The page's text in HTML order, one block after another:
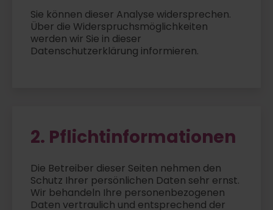
Sie können dieser Analyse widersprechen.
Über die Widerspruchsmöglichkeiten
werden wir Sie in dieser
Datenschutzerklärung informieren.
2. Pflichtinformationen
Die Betreiber dieser Seiten nehmen den
Schutz Ihrer persönlichen Daten sehr ernst.
Wir behandeln Ihre personenbezogenen
Daten vertraulich und entsprechend der